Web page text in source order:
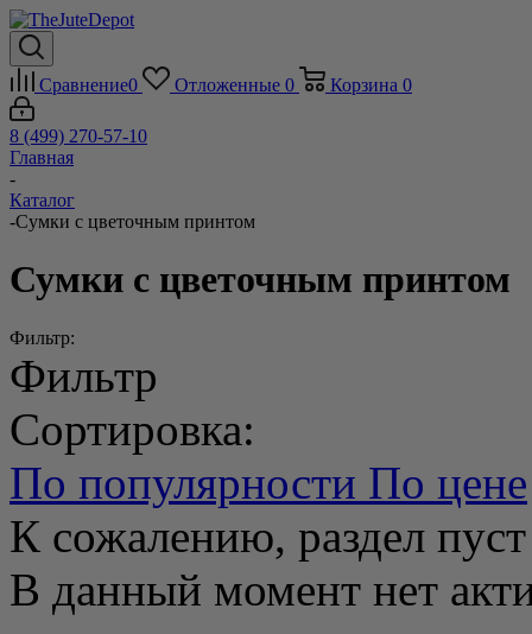
Сравнение0 Отложенные 0 Корзина 0
8 (499) 270-57-10
Главная
-
Каталог
-Сумки с цветочным принтом
Сумки с цветочным принтом
Фильтр:
Фильтр
Сортировка:
По популярности По цене
К сожалению, раздел пуст
В данный момент нет